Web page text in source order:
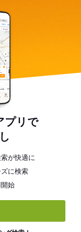
プリで
が快適に
に検索
始